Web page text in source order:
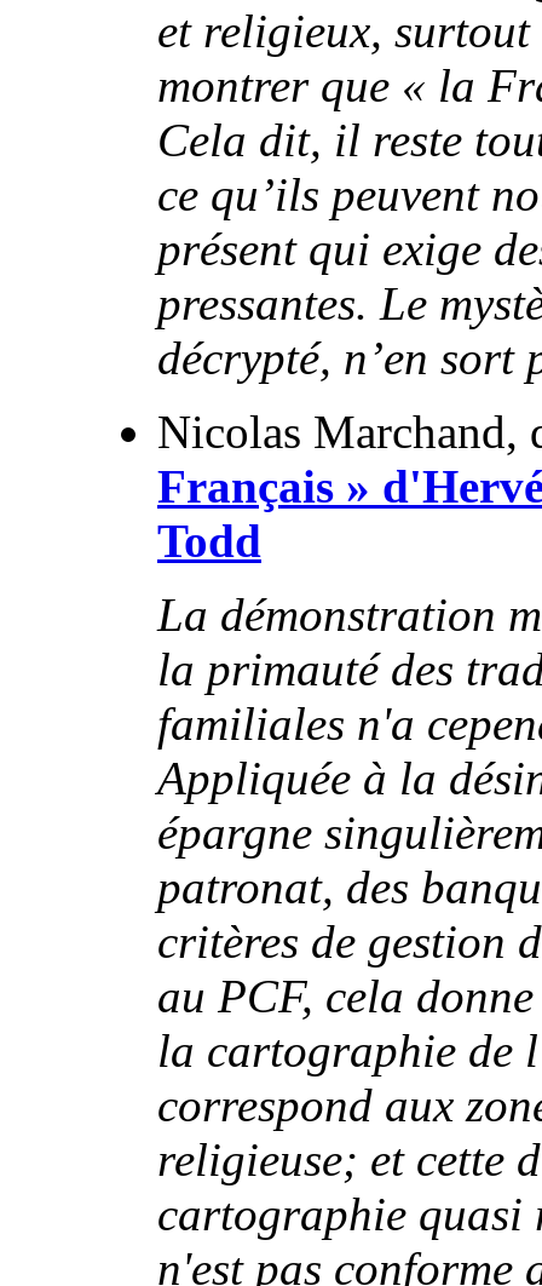
et religieux, surtout
montrer que « la
Cela dit, il reste
ce qu’ils peuvent
présent qui exige
pressantes. Le
décrypté, n’en
Nicolas Marchand,
Français »
Todd
La démonstration
la primauté des
familiales n'a
Appliquée à la
épargne
patronat, des
critères de gestion
au PCF, cela
la cartographie de
correspond aux
religieuse; et cette
cartographie quasi
n'est pas conforme